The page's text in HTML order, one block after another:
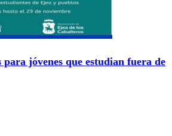
para jóvenes que estudian fuera de